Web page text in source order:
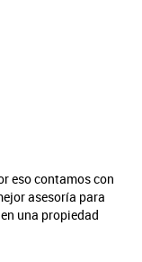
eso contamos con
asesoría para
una propiedad